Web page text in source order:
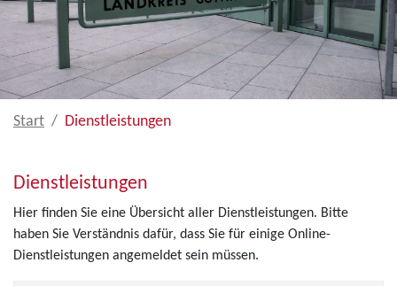
Start Dienstleistungen
Dienstleistungen
Hier finden Sie eine Übersicht aller Dienstleistungen. Bitte
haben Sie Verständnis dafür, dass Sie für einige Online-
Dienstleistungen angemeldet sein müssen.